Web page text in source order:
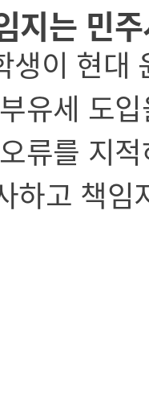
지는 민
생이 현대
유세 도
류를 지
하고 책